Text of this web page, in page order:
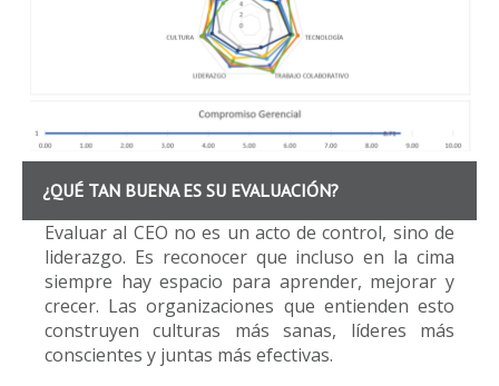
¿QUÉ TAN BUENA ES SU EVALUACIÓN?
Evaluar al CEO no es un acto de control, sino de
liderazgo. Es reconocer que incluso en la cima
siempre hay espacio para aprender, mejorar y
crecer. Las organizaciones que entienden esto
construyen culturas más sanas, líderes más
conscientes y juntas más efectivas.